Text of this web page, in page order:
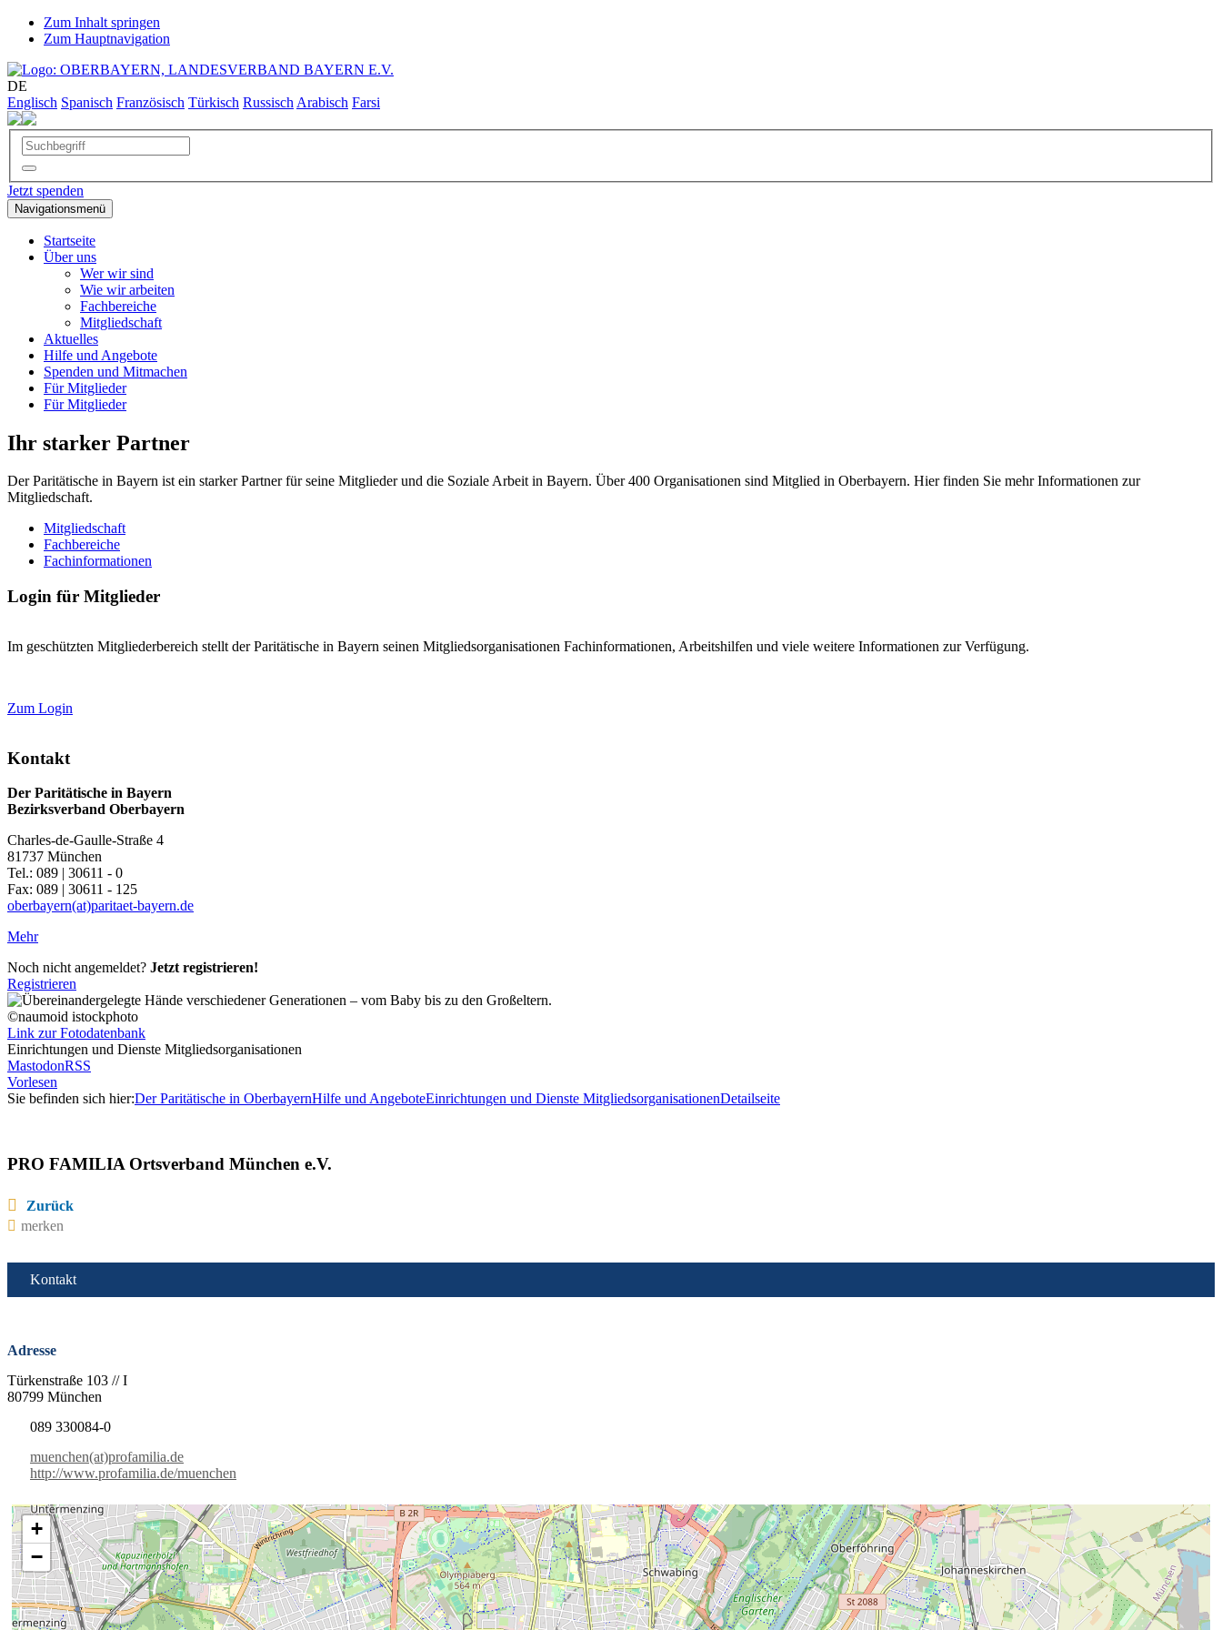
Zum Inhalt springen
Zum Hauptnavigation
DE
Englisch Spanisch Französisch Türkisch Russisch Arabisch Farsi
Jetzt spenden
Navigationsmenü
Startseite
Über uns
Wer wir sind
Wie wir arbeiten
Fachbereiche
Mitgliedschaft
Aktuelles
Hilfe und Angebote
Spenden und Mitmachen
Für Mitglieder
Für Mitglieder
Ihr starker Partner
Der Paritätische in Bayern ist ein starker Partner für seine Mitglieder und die Soziale Arbeit in Bayern. Über 400 Organisationen sind Mitglied in Oberbayern. Hier finden Sie mehr Informationen zur
Mitgliedschaft.
Mitgliedschaft
Fachbereiche
Fachinformationen
Login für Mitglieder
Im geschützten Mitgliederbereich stellt der Paritätische in Bayern seinen Mitgliedsorganisationen Fachinformationen, Arbeitshilfen und viele weitere Informationen zur Verfügung.
Zum Login
Kontakt
Der Paritätische in Bayern
Bezirksverband Oberbayern
Charles-de-Gaulle-Straße 4
81737 München
Tel.: 089 | 30611 - 0
Fax: 089 | 30611 - 125
oberbayern(at)paritaet-bayern.de
Mehr
Noch nicht angemeldet? Jetzt registrieren!
Registrieren
©naumoid istockphoto
Link zur Fotodatenbank
Einrichtungen und Dienste Mitgliedsorganisationen
MastodonRSS
Vorlesen
Sie befinden sich hier:Der Paritätische in OberbayernHilfe und AngeboteEinrichtungen und Dienste MitgliedsorganisationenDetailseite
PRO FAMILIA Ortsverband München e.V.
Zurück
merken
Kontakt
Adresse
Türkenstraße 103 // I
80799 München
089 330084-0
muenchen(at)profamilia.de
http://www.profamilia.de/muenchen
+
−